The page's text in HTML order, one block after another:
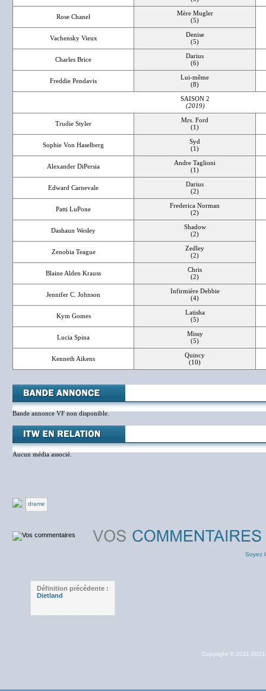
Rose Chanel
Mère Mugler
(5)
Vachensky Vieux
Denise
(5)
Charles Brice
Darius
(6)
Freddie Pendavis
Lui-même
(8)
SAISON 2
(2019)
Trudie Styler
Mrs. Ford
(1)
Sophie Von Haselberg
Syd
(1)
Alexander DiPersia
Andre Taglioni
(1)
Edward Carnevale
Darius
(2)
Patti LuPone
Frederica Norman
(2)
Dashaun Wesley
Shadow
(2)
Zenobia Teague
Zedley
(2)
Blaine Alden Krauss
Chris
(2)
Jennifer C. Johnson
Infirmière Debbie
(4)
Kym Gomes
Latisha
(5)
Lucia Spina
Missy
(5)
Kenneth Aikens
Quincy
(10)
Bande annonce VF non disponible.
Aucun média associé.
drame
Soyez
Définition précédente :
Dietland
Copyright © 2011-